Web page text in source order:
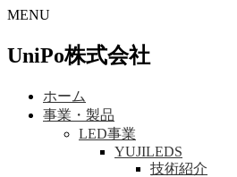
MENU
UniPo株式会社
ホーム
事業・製品
LED事業
YUJILEDS
技術紹介